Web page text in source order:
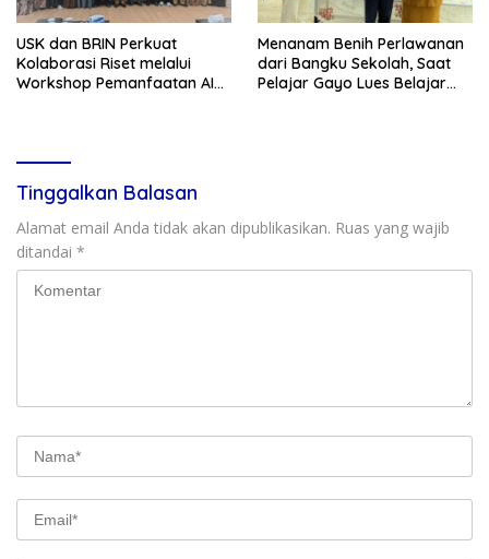
USK dan BRIN Perkuat
Kolaborasi Riset melalui
Workshop Pemanfaatan AI
Menanam Benih Perlawanan
dari Bangku Sekolah, Saat
Pelajar Gayo Lues Belajar
Tinggalkan Balasan
Alamat email Anda tidak akan dipublikasikan. Ruas yang wajib
ditandai *